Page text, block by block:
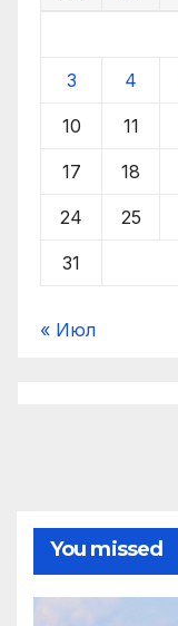
3 4
10 11
17 18
24 25
31
« Июл
You missed